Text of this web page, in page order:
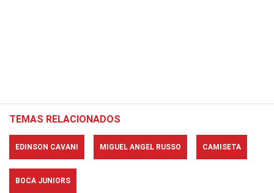
TEMAS RELACIONADOS
EDINSON CAVANI MIGUEL ANGEL RUSSO CAMISETA
BOCA JUNIORS